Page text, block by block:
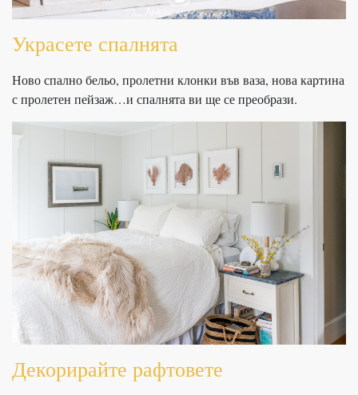
Украсете спалнята
Ново спално бельо, пролетни клонки във ваза, нова картина
с пролетен пейзаж…и спалнята ви ще се преобрази.
Декорирайте рафтовете